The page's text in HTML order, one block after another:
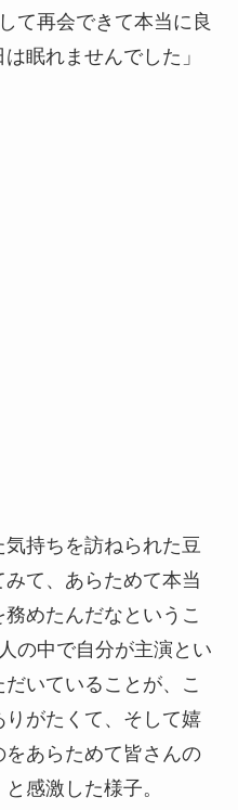
て再会できて本当に良
眠れませんでした」
持ちを訪ねられた豆
て、あらためて本当
めたんだなというこ
の中で自分が主演とい
いていることが、こ
がたくて、そして嬉
をあらためて皆さんの
感激した様子。